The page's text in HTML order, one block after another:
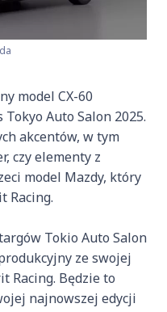
model CX-60
Auto Salon 2025.
akcentów, w tym
czy elementy z
model Mazdy, który
Racing.
Tokio Auto Salon
ze swojej
Racing. Będzie to
najnowszej edycji